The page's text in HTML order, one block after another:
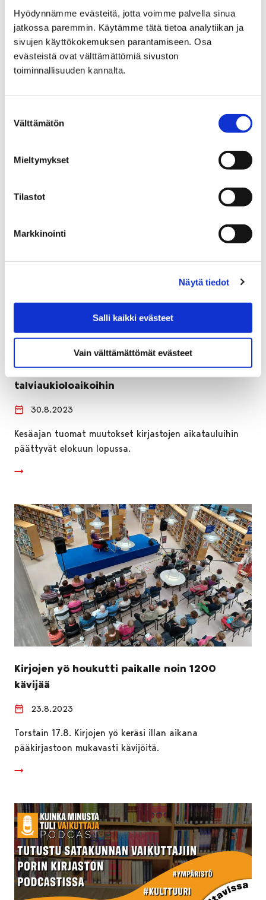
Hyödynnämme evästeitä, jotta voimme palvella sinua
jatkossa paremmin. Käytämme tätä tietoa analytiikan ja
sivujen käyttökokemuksen parantamiseen. Osa
evästeistä ovat välttämättömiä sivuston
toiminnallisuuden kannalta.
valinta
Välttämätön
Mieltymykset
Tilastot
Markkinointi
Näytä tiedot
Salli kaikki evästeet
Vain välttämättömät evästeet
Syksyn tapahtumaesite ilmestynyt
4.9.2023
Kirjaston vilkas tapahtumasyksy on käynnistynyt. Tule
Porin ja Nakkilan kirjastot siirtyvät
talviaukioloaikoihin
30.8.2023
Kesäajan tuomat muutokset kirjastojen aikatauluihin
päättyvät elokuun lopussa.
Kirjojen yö houkutti paikalle noin 1200
kävijää
23.8.2023
Torstain 17.8. Kirjojen yö keräsi illan aikana
pääkirjastoon mukavasti kävijöitä.